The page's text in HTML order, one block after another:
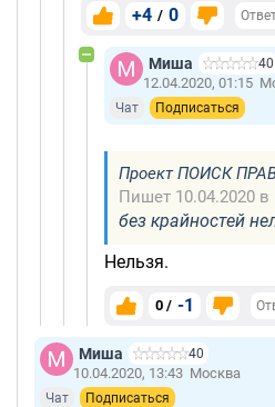
+4 / 0
Миша 40
12.04.2020, 01:15
Чат Подписаться
Проект ПОИСК
Пишет 10.04.2020 в
без крайностей
Нельзя.
0 / -1
Миша 40
10.04.2020, 13:43 Москва
Чат Подписаться